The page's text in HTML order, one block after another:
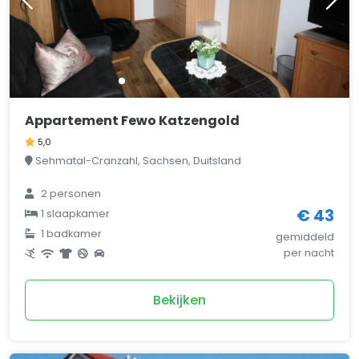
Appartement Fewo Katzengold
5,0
Sehmatal-Cranzahl, Sachsen, Duitsland
2 personen
1 slaapkamer
1 badkamer
€ 43
gemiddeld
per nacht
Bekijken